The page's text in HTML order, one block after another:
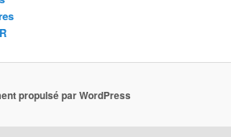
propulsé par WordPress